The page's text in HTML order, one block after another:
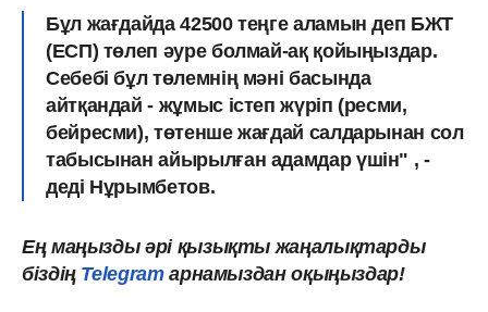
Бұл жағдайда 42500 теңге аламын деп БЖТ
(ЕСП) төлеп әуре болмай-ақ қойыңыздар.
Себебі бұл төлемнің мәні басында
айтқандай - жұмыс істеп жүріп (ресми,
бейресми), төтенше жағдай салдарынан сол
табысынан айырылған адамдар үшін" , -
деді Нұрымбетов.
Ең маңызды әрі қызықты жаңалықтарды
біздің Telegramарнамыздан оқыңыздар!